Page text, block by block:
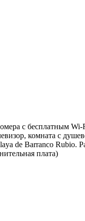
с бесплатным Wi-
комната с
de Barranco
плата)